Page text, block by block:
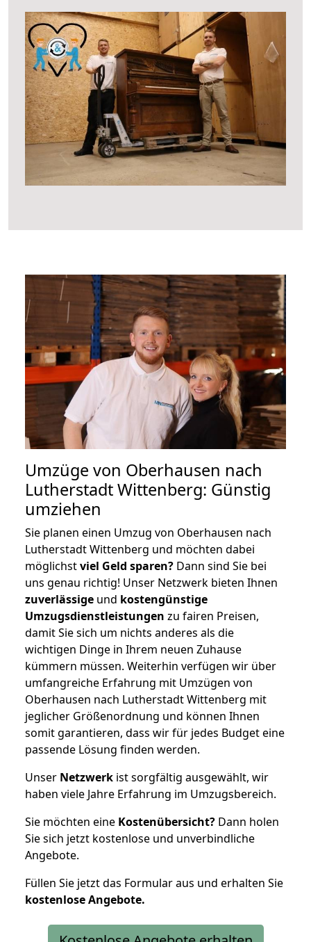
Umzüge von Oberhausen nach
Lutherstadt Wittenberg: Günstig
umziehen
Sie planen einen Umzug von Oberhausen nach
Lutherstadt Wittenberg und möchten dabei
möglichstviel Geld sparen? Dann sind Sie bei
uns genau richtig! Unser Netzwerk bieten Ihnen
zuverlässige und kostengünstige
Umzugsdienstleistungen zu fairen Preisen,
damit Sie sich um nichts anderes als die
wichtigen Dinge in Ihrem neuen Zuhause
kümmern müssen. Weiterhin verfügen wir über
umfangreiche Erfahrung mit Umzügen von
Oberhausen nach Lutherstadt Wittenberg mit
jeglicher Größenordnung und können Ihnen
somit garantieren, dass wir für jedes Budget eine
passende Lösung finden werden.
Unser Netzwerk ist sorgfältig ausgewählt, wir
haben viele Jahre Erfahrung im Umzugsbereich.
Sie möchten eine Kostenübersicht? Dann holen
Sie sich jetzt kostenlose und unverbindliche
Angebote.
Füllen Sie jetzt das Formular aus und erhalten Sie
kostenloseAngebote.